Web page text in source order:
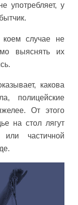
употребляет, у
случае не
выяснять их
какова
полицейские
От этого
на стол лягут
или частичной